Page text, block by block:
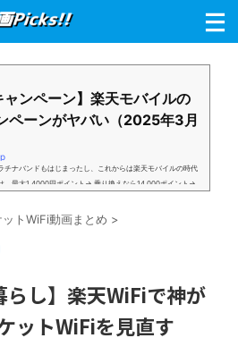
ャンペーン】楽天モバイルの
ペーンがヤバい（2025年3月
チナバンドもはじまったし、これからは楽天モバイルの時代
。最大1,4000円ポイント→ 乗り換えなら14,000ポイント→
約でもでもOK背水の陣の楽天モバイル。ついに「最後の賭
ットWiFi動画まとめ >
らし】楽天WiFiで神が
ットWiFiを見直す